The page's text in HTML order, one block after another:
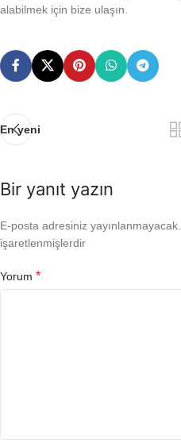
alabilmek için bize ulaşın.
En yeni
Bir yanıt yazın
E-posta adresiniz yayınlanmayacak.
işaretlenmişlerdir
Yorum *